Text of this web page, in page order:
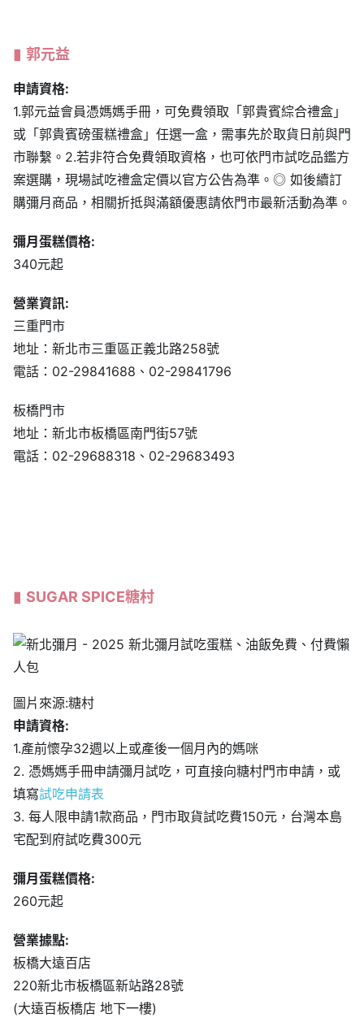
或「郭貴賓磅蛋糕禮盒」任選一盒，需事先於取貨日前與門
市聯繫。2.若非符合免費領取資格，也可依門市試吃品鑑方
案選購，現場試吃禮盒定價以官方公告為準。◎ 如後續訂
購彌月商品，相關折抵與滿額優惠請依門市最新活動為準。
彌月蛋糕價格:
340元起
三重門市
地址：新北市三重區正義北路258號
電話：02-29841688、02-29841796
板橋門市
地址：新北市板橋區南門街57號
電話：02-29688318、02-29683493
申請資格:
1.產前懷孕32週以上或產後一個月內的媽咪
2. 憑媽媽手冊申請彌月試吃，可直接向糖村門市申請，或
填寫試吃申請表
3. 每人限申請1款商品，門市取貨試吃費150元，台灣本島
宅配到府試吃費300元
彌月蛋糕價格:
260元起
板橋大遠百店
220新北市板橋區新站路28號
(大遠百板橋店 地下一樓)
TEL 02-2951 6968